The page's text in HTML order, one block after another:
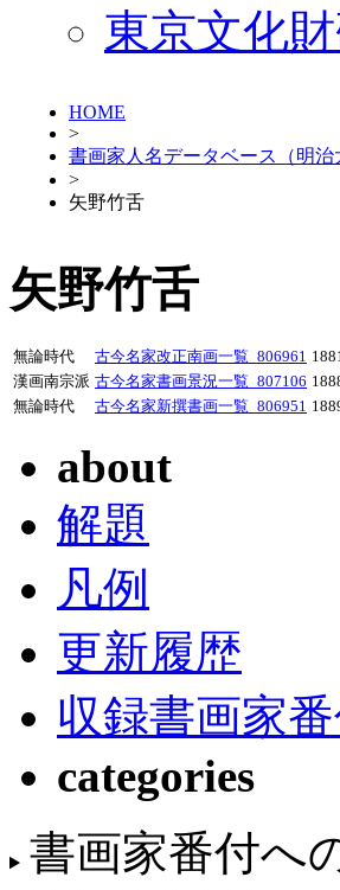
東京文化
HOME
>
書画家人名データベース（明
>
矢野竹舌
矢野竹舌
無論時代 古今名家改正南画一覧_806961
漢画南宗派 古今名家書画景況一覧_807106
無論時代
古今名家新撰書画一覧_806951
about
解題
凡例
更新履歴
収録書画家
categories
書画家番付へ